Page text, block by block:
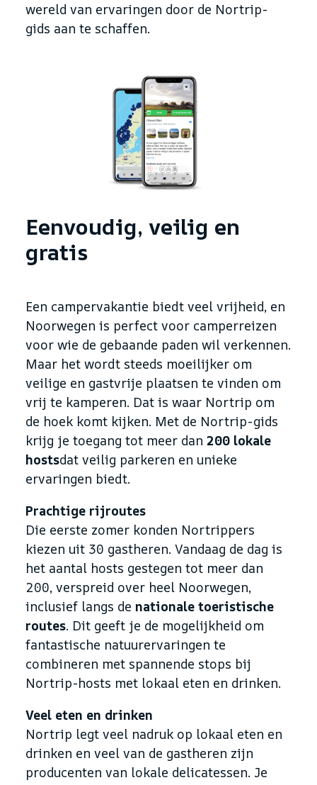
wereld van ervaringen door de Nortrip-
gids aan te schaffen.
Eenvoudig, veilig en
gratis
Een campervakantie biedt veel vrijheid, en
Noorwegen is perfect voor camperreizen
voor wie de gebaande paden wil verkennen.
Maar het wordt steeds moeilijker om
veilige en gastvrije plaatsen te vinden om
vrij te kamperen. Dat is waar Nortrip om
de hoek komt kijken. Met de Nortrip-gids
krijg je toegang tot meer dan 200 lokale
hostsdat veilig parkeren en unieke
ervaringen biedt.
Prachtige rijroutes
Die eerste zomer konden Nortrippers
kiezen uit 30 gastheren. Vandaag de dag is
het aantal hosts gestegen tot meer dan
200, verspreid over heel Noorwegen,
inclusief langs de nationale toeristische
routes. Dit geeft je de mogelijkheid om
fantastische natuurervaringen te
combineren met spannende stops bij
Nortrip-hosts met lokaal eten en drinken.
Veel eten en drinken
Nortrip legt veel nadruk op lokaal eten en
drinken en veel van de gastheren zijn
producenten van lokale delicatessen. Je